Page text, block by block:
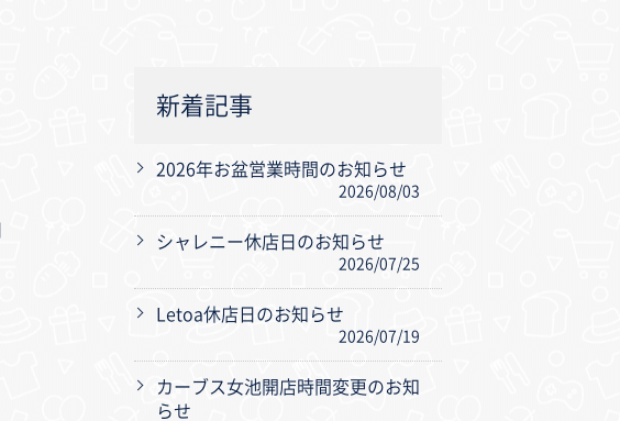
新着記事
2026年お盆営業時間のお知らせ
2026/08/03
シャレニー休店日のお知らせ
2026/07/25
Letoa休店日のお知らせ
2026/07/19
カーブス女池開店時間変更のお知
らせ